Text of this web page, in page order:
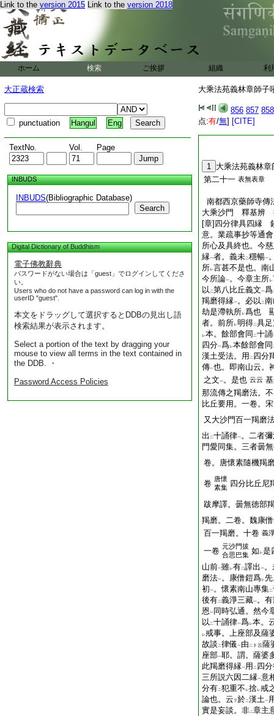
Link to the version 2015 Link to the version 2018
ホーム 検索 ご挨拶 組織 利
大正蔵検索
punctuation Hangul Eng
TextNo. Vol. Page
INBUDS
INBUDS(Bibliographic Database)
Search
Digital Dictionary of Buddhism
電子佛教辭典
パスワードがない場合は「guest」でログインしてくださ
い。
Users who do not have a password can log in with the
userID "guest".
本文をドラッグして選択するとDDBの見出し語
検索結果が表示されます。
Select a portion of the text by dragging your
mouse to view all terms in the text contained in
the DDB. ・
Password Access Policies
大乘法苑義林章師子
856 857 858
点:有/無] [CITE]
1 大乘法苑義林
第二十一 表無表章
南都西京藥師寺傳
大乘沙門 釋基辨
[章]四分律具四縁
意。業疏事抄等通
所心及具終也。今
縁一者。義未二穩暢一
所レ言甚不是也。南
今所論一。今章主所レ
以 二第八比丘義文一爲
羯磨得縁一。必以 二
劫是滯執所レ爲也
者。前所レ明得二具
レ本。餘部會同 二十誦
四分一爲レ本餘部會同
漢土受法。用 二 四分
傳一也。即南山云。
之文一。是也 云云
那流傳之羯磨法。不
比丘要用。一卷。
又大沙門百一羯磨
出 二十誦律一。二者
門愛同集。三者曇
卷。唐懷素隨機羯
卷 唐懷
素集 四分比丘尼
跋摩譯。曇無徳部
羯磨。二卷。魏康
百一羯磨。十卷 義
一卷 元沙門拔
合思巴集 如 レ是
山前一雖レ有二譯出 一。
磨法一。康僧鎧爲レ
初一。懷素南山專集二
後有二義淨三藏一。
恩一 同時弘通。然今
以 二十誦律一爲レ本。
レ戒事。上座部及薩
故談 二律儀一由 二 ト云薩
座部一耶。謂。薩婆
此羯磨得縁一用 二 四
三所説六因二縁一意
分有二犯重不 レ捨レ戒
論也。云下於二漢土一
實是妄談。非二章主